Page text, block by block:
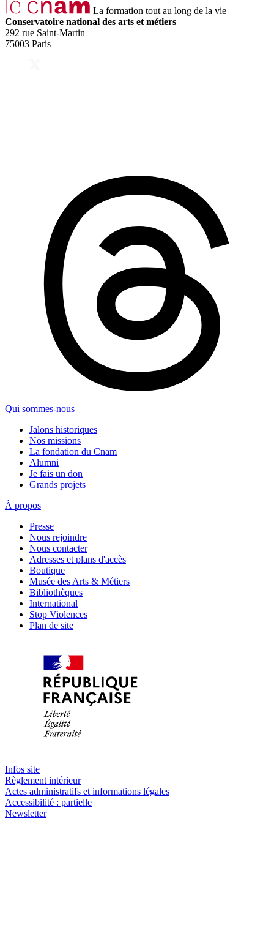
La formation tout au long de la vie
Conservatoire national des arts et métiers
292 rue Saint-Martin
75003 Paris
Qui sommes-nous
Jalons historiques
Nos missions
La fondation du Cnam
Alumni
Je fais un don
Grands projets
À propos
Presse
Nous rejoindre
Nous contacter
Adresses et plans d'accès
Boutique
Musée des Arts & Métiers
Bibliothèques
International
Stop Violences
Plan de site
Infos site
Règlement intérieur
Actes administratifs et informations légales
Accessibilité : partielle
Newsletter